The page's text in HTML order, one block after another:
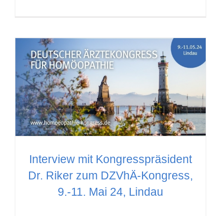
Interview mit Kongresspräsident
Dr. Riker zum DZVhÄ-Kongress,
9.-11. Mai 24, Lindau